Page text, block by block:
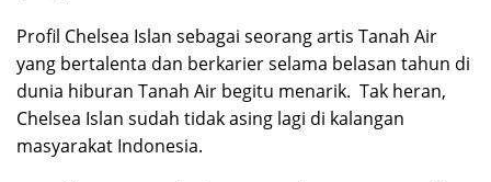
Profil Chelsea Islan sebagai seorang artis Tanah Air
yang bertalenta dan berkarier selama belasan tahun di
dunia hiburan Tanah Air begitu menarik. Tak heran,
Chelsea Islan sudah tidak asing lagi di kalangan
masyarakat Indonesia.